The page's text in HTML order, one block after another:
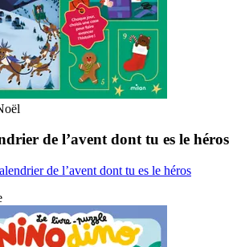
de l’avent dont tu es le héros
de l’avent dont tu es le héros